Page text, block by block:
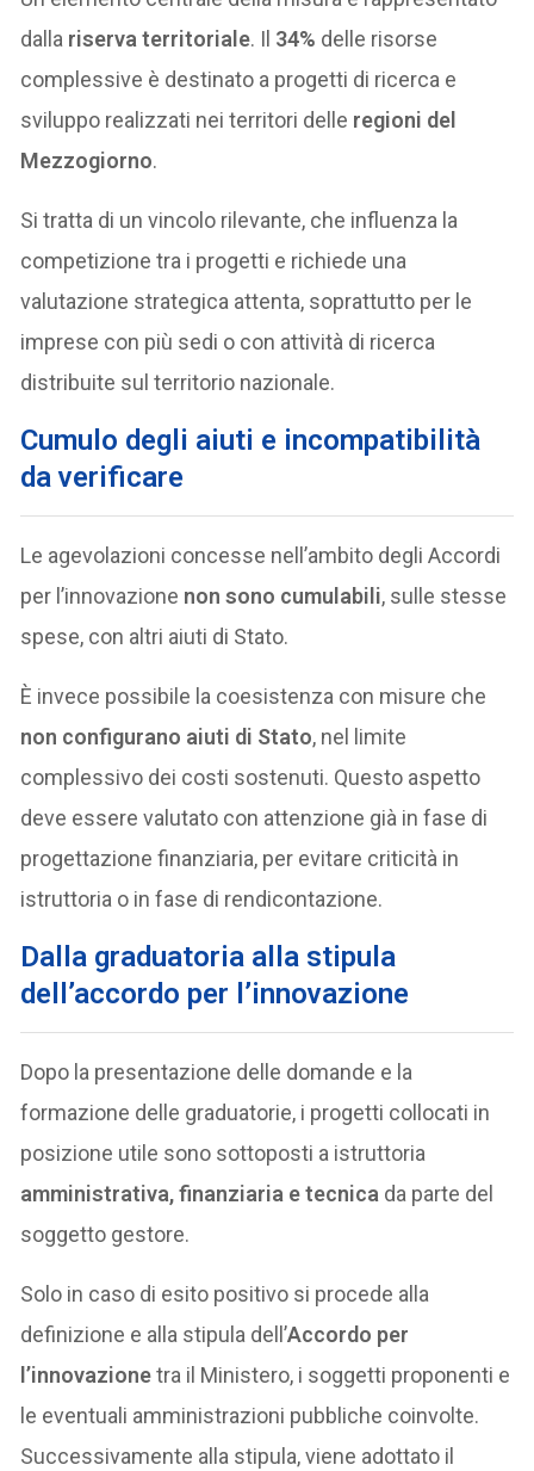
dalla riserva territoriale. Il 34% delle risorse
complessive è destinato a progetti di ricerca e
sviluppo realizzati nei territori delle regioni del
Mezzogiorno.
Si tratta di un vincolo rilevante, che influenza la
competizione tra i progetti e richiede una
valutazione strategica attenta, soprattutto per le
imprese con più sedi o con attività di ricerca
distribuite sul territorio nazionale.
Cumulo degli aiuti e incompatibilità
da verificare
Le agevolazioni concesse nell’ambito degli Accordi
per l’innovazione non sono cumulabili, sulle stesse
spese, con altri aiuti di Stato.
È invece possibile la coesistenza con misure che
non configurano aiuti di Stato, nel limite
complessivo dei costi sostenuti. Questo aspetto
deve essere valutato con attenzione già in fase di
progettazione finanziaria, per evitare criticità in
istruttoria o in fase di rendicontazione.
Dalla graduatoria alla stipula
dell’accordo per l’innovazione
Dopo la presentazione delle domande e la
formazione delle graduatorie, i progetti collocati in
posizione utile sono sottoposti a istruttoria
amministrativa, finanziaria e tecnica da parte del
soggetto gestore.
Solo in caso di esito positivo si procede alla
definizione e alla stipula dell’Accordo per
l’innovazionetra il Ministero, i soggetti proponenti e
le eventuali amministrazioni pubbliche coinvolte.
Successivamente alla stipula, viene adottato il